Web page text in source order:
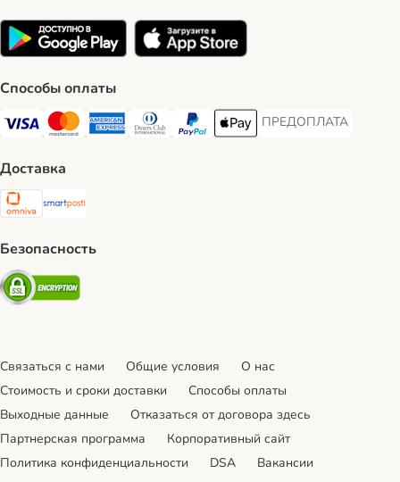
Способы оплаты
Visa Payment Method
Mastercard Payment Method
American Express Payment Method
Diners Club Payment Method
PayPal Payment Method
Apple Pay Payment Method
ПРЕДОПЛАТА
ПРЕДОПЛАТА
Доставка
Omniva Shipping Method
SmartPosti Shipping Method
Безопасность
Security
Связаться с нами Общие условия
О нас
Стоимость и сроки доставки
Cпособы оплаты
Выходные данные
Отказаться от договора здесь
Партнерская программа
Корпоративный сайт
Политика конфиденциальности
DSA
Вакансии